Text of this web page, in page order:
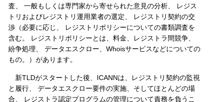
査、 一般もしくは専門家から寄せられた意見の分析、 レジス
トリおよびレジストリ運用業者の選定、 レジストリ契約の交
渉（必要に応じ、 レジストリポリシーについての書類調査を
含む。 レジストリポリシーとは、料金、レジストラ間競争、
紛争処理、 データエスクロー、Whoisサービスなどについての
もの。）があります。
新TLDがスタートした後、ICANNは、レジストリ契約の監視
と履行、 データエスクロー要件の実施、そしてほとんどの場
合、 レジストラ認定プログラムの管理について責務を負うこ